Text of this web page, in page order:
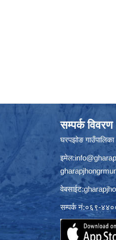
सम्पर्क विवरण
घरपझोङ
इमेल:
सम्पर्क नं:०६९-